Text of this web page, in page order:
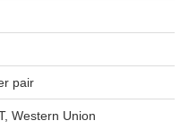
pair
Western Union